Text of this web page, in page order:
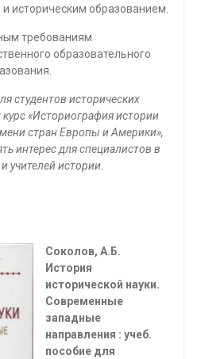
историческим образованием.
требованиям
образо­вательного
студентов исторических
«Историография истории
стран Европы и Америки»,
интерес для специалистов в
учителей истории.
Соколов, А.Б.
История
исторической науки.
Современные
западные
направления : учеб.
пособие для